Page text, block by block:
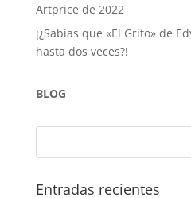
Artprice de 2022
¡¿Sabías que «El Grito» de
hasta dos veces?!
BLOG
Entradas recientes